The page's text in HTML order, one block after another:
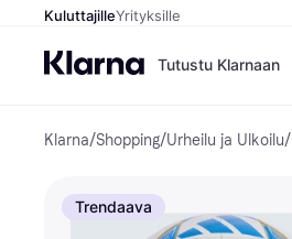
KuluttajilleYrityksille
Tutustu Klarnaan
Klarna/Shopping/Urheilu ja Ulkoilu/
Trendaava